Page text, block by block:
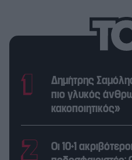
Δημήτρης
πιο γλυκός
κακοποιητικός»
Οι 10+1